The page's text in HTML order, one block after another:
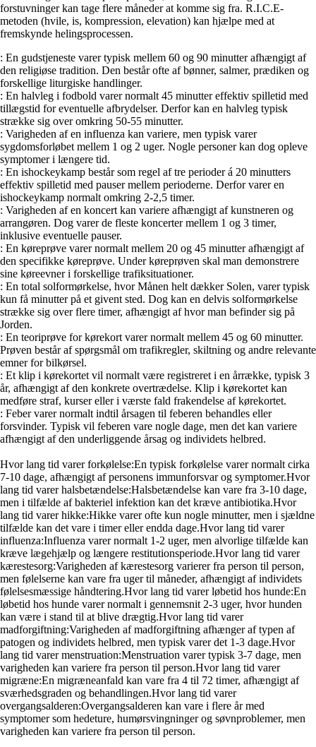
forstuvninger kan tage flere måneder at komme sig fra. R.I.C.E-
metoden (hvile, is, kompression, elevation) kan hjælpe med at
fremskynde helingsprocessen.
: En gudstjeneste varer typisk mellem 60 og 90 minutter afhængigt af
den religiøse tradition. Den består ofte af bønner, salmer, prædiken og
forskellige liturgiske handlinger.
: En halvleg i fodbold varer normalt 45 minutter effektiv spilletid med
tillægstid for eventuelle afbrydelser. Derfor kan en halvleg typisk
strække sig over omkring 50-55 minutter.
: Varigheden af en influenza kan variere, men typisk varer
sygdomsforløbet mellem 1 og 2 uger. Nogle personer kan dog opleve
symptomer i længere tid.
: En ishockeykamp består som regel af tre perioder á 20 minutters
effektiv spilletid med pauser mellem perioderne. Derfor varer en
ishockeykamp normalt omkring 2-2,5 timer.
: Varigheden af en koncert kan variere afhængigt af kunstneren og
arrangøren. Dog varer de fleste koncerter mellem 1 og 3 timer,
inklusive eventuelle pauser.
: En køreprøve varer normalt mellem 20 og 45 minutter afhængigt af
den specifikke køreprøve. Under køreprøven skal man demonstrere
sine køreevner i forskellige trafiksituationer.
: En total solformørkelse, hvor Månen helt dækker Solen, varer typisk
kun få minutter på et givent sted. Dog kan en delvis solformørkelse
strække sig over flere timer, afhængigt af hvor man befinder sig på
Jorden.
: En teoriprøve for kørekort varer normalt mellem 45 og 60 minutter.
Prøven består af spørgsmål om trafikregler, skiltning og andre relevante
emner for bilkørsel.
: Et klip i kørekortet vil normalt være registreret i en årrække, typisk 3
år, afhængigt af den konkrete overtrædelse. Klip i kørekortet kan
medføre straf, kurser eller i værste fald frakendelse af kørekortet.
: Feber varer normalt indtil årsagen til feberen behandles eller
forsvinder. Typisk vil feberen vare nogle dage, men det kan variere
afhængigt af den underliggende årsag og individets helbred.
Hvor lang tid varer forkølelse:En typisk forkølelse varer normalt cirka
7-10 dage, afhængigt af personens immunforsvar og symptomer.Hvor
lang tid varer halsbetændelse:Halsbetændelse kan vare fra 3-10 dage,
men i tilfælde af bakteriel infektion kan det kræve antibiotika.Hvor
lang tid varer hikke:Hikke varer ofte kun nogle minutter, men i sjældne
tilfælde kan det vare i timer eller endda dage.Hvor lang tid varer
influenza:Influenza varer normalt 1-2 uger, men alvorlige tilfælde kan
kræve lægehjælp og længere restitutionsperiode.Hvor lang tid varer
kærestesorg:Varigheden af kærestesorg varierer fra person til person,
men følelserne kan vare fra uger til måneder, afhængigt af individets
følelsesmæssige håndtering.Hvor lang tid varer løbetid hos hunde:En
løbetid hos hunde varer normalt i gennemsnit 2-3 uger, hvor hunden
kan være i stand til at blive drægtig.Hvor lang tid varer
madforgiftning:Varigheden af madforgiftning afhænger af typen af
patogen og individets helbred, men typisk varer det 1-3 dage.Hvor
lang tid varer menstruation:Menstruation varer typisk 3-7 dage, men
varigheden kan variere fra person til person.Hvor lang tid varer
migræne:En migræneanfald kan vare fra 4 til 72 timer, afhængigt af
sværhedsgraden og behandlingen.Hvor lang tid varer
overgangsalderen:Overgangsalderen kan vare i flere år med
symptomer som hedeture, humørsvingninger og søvnproblemer, men
varigheden kan variere fra person til person.